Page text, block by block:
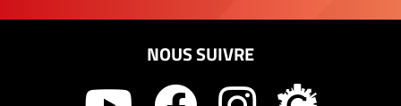
NOUS SUIVRE